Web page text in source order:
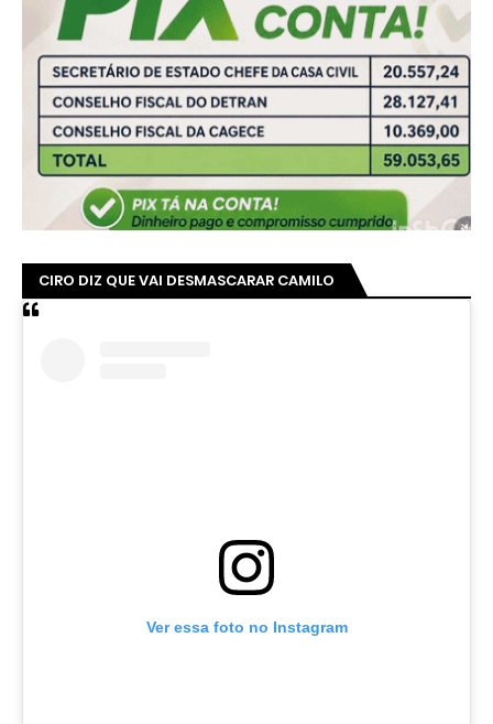
CIRO DIZ QUE VAI DESMASCARAR CAMILO
Ver essa foto no Instagram